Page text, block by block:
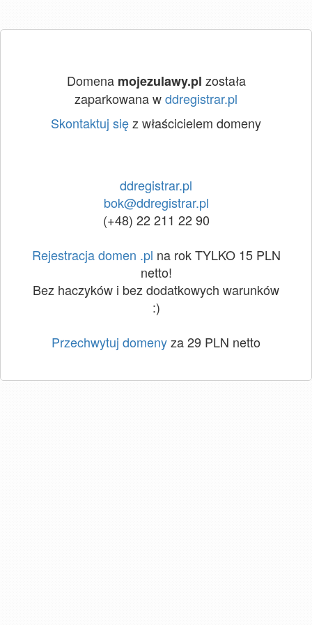
Domena mojezulawy.pl została
zaparkowana wddregistrar.pl
Skontaktuj sięz właścicielem domeny
ddregistrar.pl
bok@ddregistrar.pl
(+48) 22 211 22 90
Rejestracja domen .pl na rok TYLKO 15 PLN
netto!
Bez haczyków i bez dodatkowych warunków
:)
Przechwytuj domenyza 29 PLN netto